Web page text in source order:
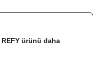
REFY ürünü daha